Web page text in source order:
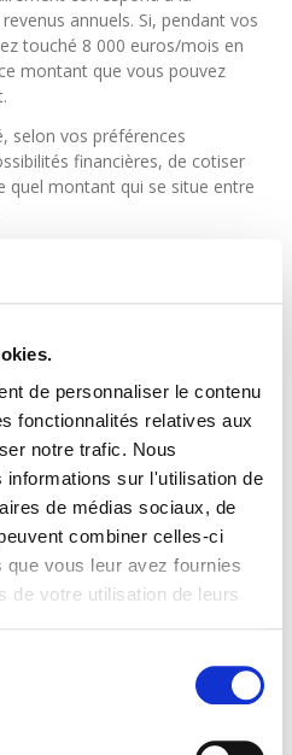
de personnaliser le contenu
fonctionnalités relatives aux
notre trafic. Nous
informations sur l'utilisation de
de médias sociaux, de
combiner celles-ci
vous leur avez fournies
de votre utilisation de leurs
annuels. Si, pendant vos
touché 8 000 euros/mois en
montant que vous pouvez
selon vos préférences
financières, de cotiser
quel montant qui se situe entre
fiscalement déductibles.
de travail à 50 %,
?
base duquel vous pouvez
de la moyenne de vos 5
pour votre tâche actuelle, vous
de vos 5 meilleurs
pas cotiser comme si vous
telle assurance
correspond à 17 % du
vous assurez volontairement.